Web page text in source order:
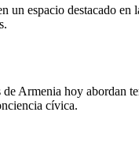
un espacio destacado
Armenia hoy abordan
cívica.